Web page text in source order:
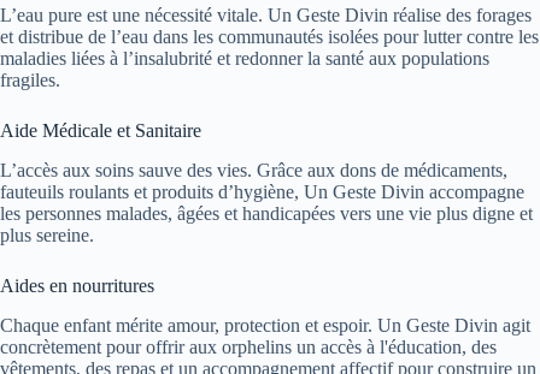
L’eau pure est une nécessité vitale. Un Geste Divin réalise des forages
et distribue de l’eau dans les communautés isolées pour lutter contre les
maladies liées à l’insalubrité et redonner la santé aux populations
fragiles.
Aide Médicale et Sanitaire
L’accès aux soins sauve des vies. Grâce aux dons de médicaments,
fauteuils roulants et produits d’hygiène, Un Geste Divin accompagne
les personnes malades, âgées et handicapées vers une vie plus digne et
plus sereine.
Aides en nourritures
Chaque enfant mérite amour, protection et espoir. Un Geste Divin agit
concrètement pour offrir aux orphelins un accès à l'éducation, des
vêtements, des repas et un accompagnement affectif pour construire un